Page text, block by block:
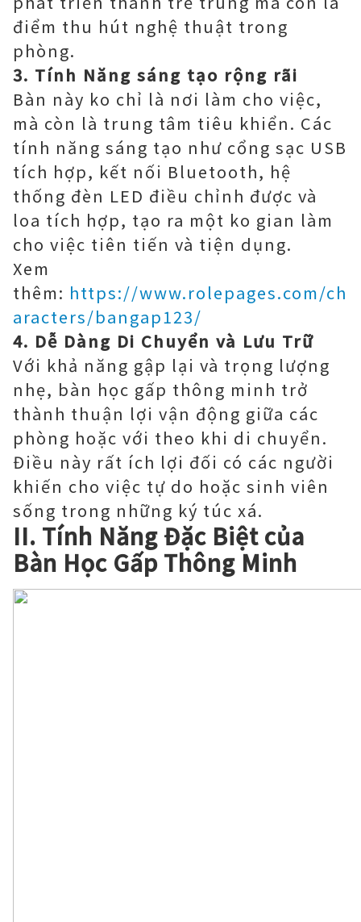
điểm thu hút nghệ thuật trong
phòng.
3. Tính Năng sáng tạo rộng rãi
Bàn này ko chỉ là nơi làm cho việc,
mà còn là trung tâm tiêu khiển. Các
tính năng sáng tạo như cổng sạc USB
tích hợp, kết nối Bluetooth, hệ
thống đèn LED điều chỉnh được và
loa tích hợp, tạo ra một ko gian làm
cho việc tiên tiến và tiện dụng.
Xem
thêm: https://www.rolepages.com/ch
aracters/bangap123/
4. Dễ Dàng Di Chuyển và Lưu Trữ
Với khả năng gập lại và trọng lượng
nhẹ, bàn học gấp thông minh trở
thành thuận lợi vận động giữa các
phòng hoặc với theo khi di chuyển.
Điều này rất ích lợi đối có các người
khiến cho việc tự do hoặc sinh viên
sống trong những ký túc xá.
II. Tính Năng Đặc Biệt của
Bàn Học Gấp Thông Minh